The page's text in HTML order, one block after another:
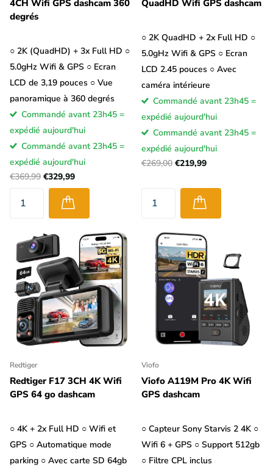
4CH Wifi GPS dashcam 360
degrés
○ 2K (QuadHD) + 3x Full HD ○
5.0gHz Wifi & GPS ○ Ecran
LCD de 3,19 pouces ○ Vue
panoramique à 360 degrés
Commandé avant 23h45 =
expédié aujourd'hui
Commandé avant 23h45 =
expédié aujourd'hui
€369,99 €329,99
QuadHD Wifi GPS dashcam
○ 2K QuadHD + 2x Full HD ○
5.0gHz Wifi & GPS ○ Ecran
LCD 2.45 pouces ○ Avec
caméra intérieure
Commandé avant 23h45 =
expédié aujourd'hui
Commandé avant 23h45 =
expédié aujourd'hui
€269,00 €219,99
Redtiger
Redtiger F17 3CH 4K Wifi
GPS 64 go dashcam
○ 4K + 2x Full HD ○ Wifi et
GPS ○ Automatique mode
parking ○ Avec carte SD 64gb
Viofo
Viofo A119M Pro 4K Wifi
GPS dashcam
○ Capteur Sony Starvis 2 4K ○
Wifi 6 + GPS ○ Support 512gb
○ Filtre CPL inclus